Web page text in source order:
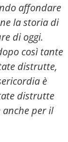
affondare
la storia di
di oggi.
così tante
distrutte,
è
distrutte
anche per il